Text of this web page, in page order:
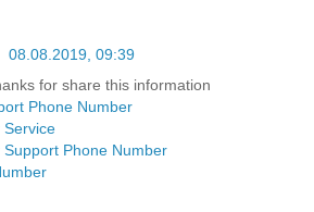
08.08.2019, 09:39
for share this information
Phone Number
Service
Phone Number